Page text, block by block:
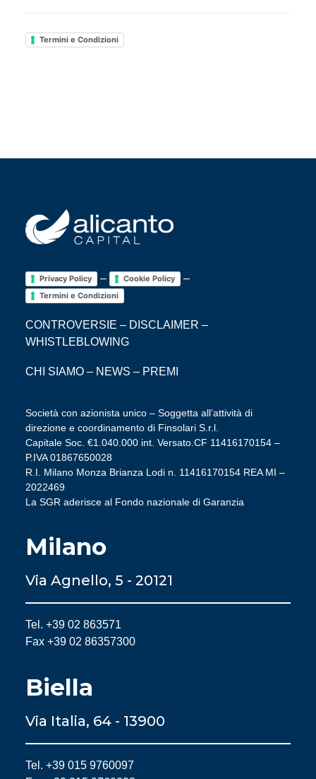
Termini e Condizioni
Privacy Policy – Cookie Policy –
Termini e Condizioni
CONTROVERSIE – DISCLAIMER –
WHISTLEBLOWING
CHI SIAMO – NEWS – PREMI
Società con azionista unico – Soggetta all’attività di
direzione e coordinamento di Finsolari S.r.l.
Capitale Soc. €1.040.000 int. Versato.CF 11416170154 –
P.IVA 01867650028
R.I. Milano Monza Brianza Lodi n. 11416170154 REA MI –
2022469
La SGR aderisce al Fondo nazionale di Garanzia
Milano
Via Agnello, 5 - 20121
Tel. +39 02 863571
Fax +39 02 86357300
Biella
Via Italia, 64 - 13900
Tel. +39 015 9760097